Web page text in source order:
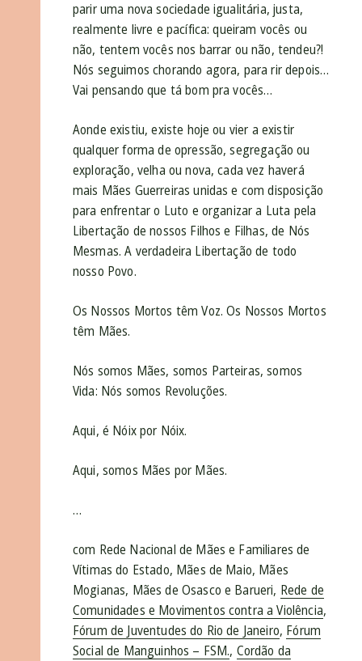
parir uma nova sociedade igualitária, justa,
realmente livre e pacífica: queiram vocês ou
não, tentem vocês nos barrar ou não, tendeu?!
Nós seguimos chorando agora, para rir depois…
Vai pensando que tá bom pra vocês…
Aonde existiu, existe hoje ou vier a existir
qualquer forma de opressão, segregação ou
exploração, velha ou nova, cada vez haverá
mais Mães Guerreiras unidas e com disposição
para enfrentar o Luto e organizar a Luta pela
Libertação de nossos Filhos e Filhas, de Nós
Mesmas. A verdadeira Libertação de todo
nosso Povo.
Os Nossos Mortos têm Voz. Os Nossos Mortos
têm Mães.
Nós somos Mães, somos Parteiras, somos
Vida: Nós somos Revoluções.
Aqui, é Nóix por Nóix.
Aqui, somos Mães por Mães.
…
com Rede Nacional de Mães e Familiares de
Vítimas do Estado, Mães de Maio, Mães
Mogianas, Mães de Osasco e Barueri, Rede de
Comunidades e Movimentos contra a Violência,
Fórum de Juventudes do Rio de Janeiro, Fórum
Social de Manguinhos – FSM., Cordão da